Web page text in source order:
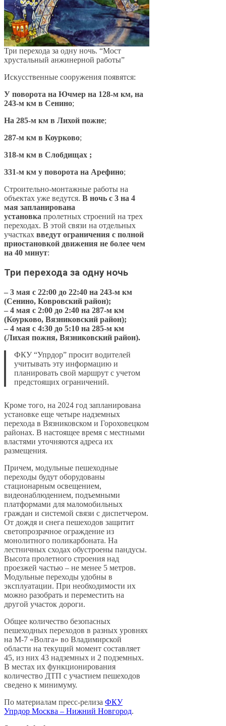
Три перехода за одну ночь. “Мост
хрустальный анжинерной работы”
Искусственные сооружения появятся:
У поворота на Ючмер на 128-м км, на
243-м км в Сенино;
На 285-м км в Лихой пожне;
287-м км в Коурково;
318-м км в Слобдищах ;
331-м км у поворота на Арефино;
Строительно-монтажные работы на
объектах уже ведутся. В ночь с 3 на 4
мая запланирована
установка пролетных строений на трех
переходах. В этой связи на отдельных
участках введут ограничения с полной
приостановкой движения не более чем
на 40 минут:
Три перехода за одну ночь
– 3 мая с 22:00 до 22:40 на 243-м км
(Сенино, Ковровский район);
– 4 мая с 2:00 до 2:40 на 287-м км
(Коурково, Вязниковский район);
– 4 мая с 4:30 до 5:10 на 285-м км
(Лихая пожня, Вязниковский район).
ФКУ “Упрдор” просит водителей
учитывать эту информацию и
планировать свой маршрут с учетом
предстоящих ограничений.
Кроме того, на 2024 год запланирована
установке еще четыре надземных
перехода в Вязниковском и Гороховецком
районах. В настоящее время с местными
властями уточняются адреса их
размещения.
Причем, модульные пешеходные
переходы будут оборудованы
стационарным освещением,
видеонаблюдением, подъемными
платформами для маломобильных
граждан и системой связи с диспетчером.
От дождя и снега пешеходов защитит
светопрозрачное ограждение из
монолитного поликарбоната. На
лестничных сходах обустроены пандусы.
Высота пролетного строения над
проезжей частью – не менее 5 метров.
Модульные переходы удобны в
эксплуатации. При необходимости их
можно разобрать и переместить на
другой участок дороги.
Общее количество безопасных
пешеходных переходов в разных уровнях
на М-7 «Волга» во Владимирской
области на текущий момент составляет
45, из них 43 надземных и 2 подземных.
В местах их функционирования
количество ДТП с участием пешеходов
сведено к минимуму.
По материалам пресс-релиза ФКУ
Упрдор Москва – Нижний Новгород.